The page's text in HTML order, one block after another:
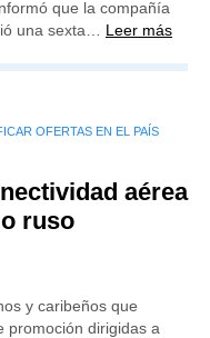
que la compañía
una sexta… Leer más
OFERTAS EN EL PAÍS
aérea
ruso
y caribeños que
promoción dirigidas a